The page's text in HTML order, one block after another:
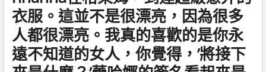
衣服。這並不是很漂亮，因為很多
人都很漂亮。我真的喜歡的是你永
遠不知道的女人，你覺得，’將接下